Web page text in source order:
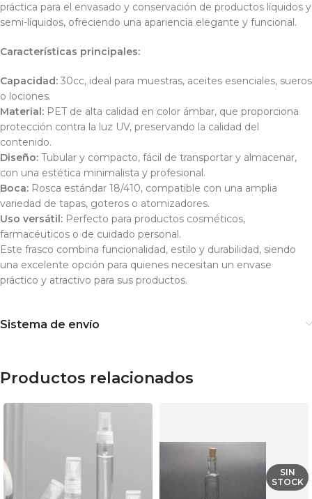
práctica para el envasado y conservación de productos líquidos y
semi-líquidos, ofreciendo una apariencia elegante y funcional.
Características principales:
Capacidad: 30cc, ideal para muestras, aceites esenciales, sueros
o lociones.
Material: PET de alta calidad en color ámbar, que proporciona
protección contra la luz UV, preservando la calidad del
contenido.
Diseño: Tubular y compacto, fácil de transportar y almacenar,
con una estética minimalista y profesional.
Boca: Rosca estándar 18/410, compatible con una amplia
variedad de tapas, goteros o atomizadores.
Uso versátil: Perfecto para productos cosméticos,
farmacéuticos o de cuidado personal.
Este frasco combina funcionalidad, estilo y durabilidad, siendo
una excelente opción para quienes necesitan un envase
práctico y atractivo para sus productos.
Sistema de envío
Productos relacionados
SIN
STOCK